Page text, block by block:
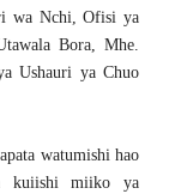
wa Nchi, Ofisi ya
Bora, Mhe.
Ushauri ya Chuo
watumishi hao
kuiishi miiko ya